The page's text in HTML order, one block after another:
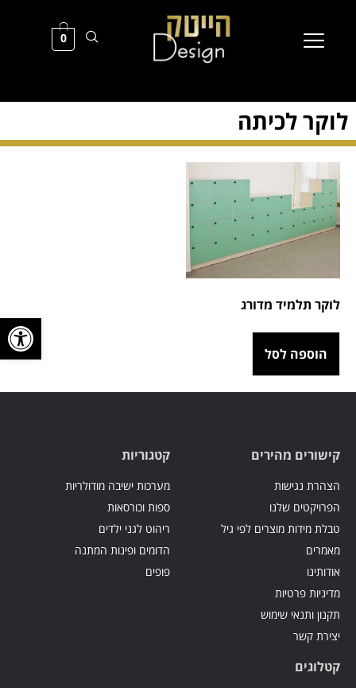
פתח
0
לוקר לכיתה
לוקר תלמיד מדורג
הוספה לסל
קישורים מהירים
הצהרת נגישות
הפרויקטים שלנו
טבלת מידות מוצרים לפי גיל
מאמרים
אודותינו
מדיניות פרטיות
תקנון ותנאי שימוש
יצירת קשר
קטגוריות
מערכות ישיבה מודולריות
ספות וכורסאות
ריהוט לגני ילדים
הדומים ופינות המתנה
פופים
קטלוגים